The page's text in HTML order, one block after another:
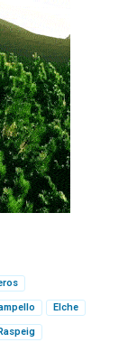
Elche